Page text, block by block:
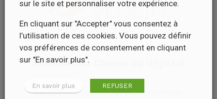
Association Chimie du Végétal
L’ACDV est l’association professionnelle
sur le site et personnaliser votre expérience.
En cliquant sur "Accepter" vous consentez à
l’utilisation de ces cookies. Vous pouvez définir
vos préférences de consentement en cliquant
sur "En savoir plus".
En savoir plus REFUSER